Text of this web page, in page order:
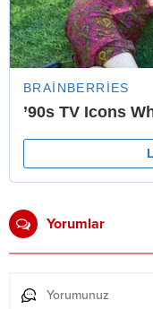
Yorumlar